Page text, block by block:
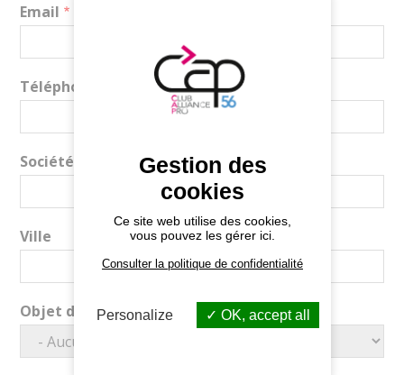
Email
Téléphone
Société
Ville
Objet de votre demande
Gestion des
cookies
Ce site web utilise des cookies,
vous pouvez les gérer ici.
Consulter la politique de confidentialité
Personalize OK, accept all